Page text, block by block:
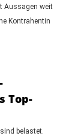
Aussagen weit
Kontrahentin
Top-
belastet.